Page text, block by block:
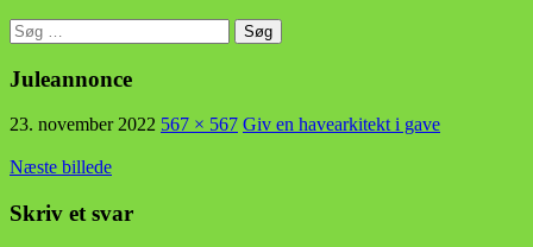
Søg
efter:
Juleannonce
23. november 2022 567 × 567 Giv en havearkitekt i gave
Næste billede
Skriv et svar